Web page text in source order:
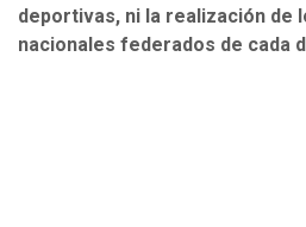
deportivas, ni la realización de
nacionales federados de cada